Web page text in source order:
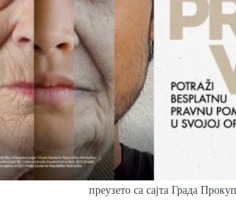
преузето са сајта Града